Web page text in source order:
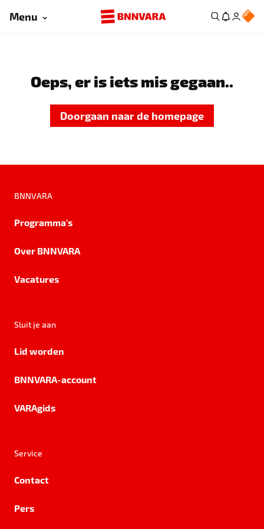
Menu
Oeps, er is iets mis gegaan..
Doorgaan naar de homepage
BNNVARA
Programma's
Over BNNVARA
Vacatures
Sluit je aan
Lid worden
BNNVARA-account
VARAgids
Service
Contact
Pers